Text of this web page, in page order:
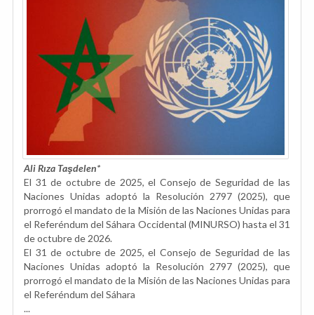
Ali Rıza Taşdelen*
El 31 de octubre de 2025, el Consejo de Seguridad de las
Naciones Unidas adoptó la Resolución 2797 (2025), que
prorrogó el mandato de la Misión de las Naciones Unidas para
el Referéndum del Sáhara Occidental (MINURSO) hasta el 31
de octubre de 2026.
El 31 de octubre de 2025, el Consejo de Seguridad de las
Naciones Unidas adoptó la Resolución 2797 (2025), que
prorrogó el mandato de la Misión de las Naciones Unidas para
el Referéndum del Sáhara
...